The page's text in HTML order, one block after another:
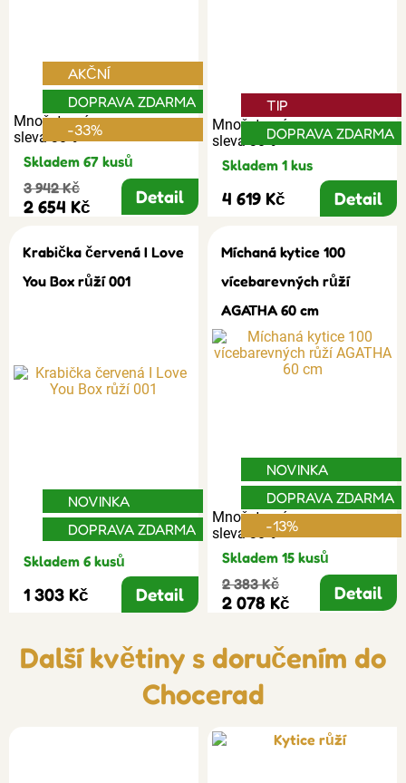
Množstevní
sleva 30%
AKČNÍ
DOPRAVA ZDARMA
-33%
Skladem 67 kusů
3 942 Kč
2 654 Kč Detail
Množstevní
sleva 30%
TIP
DOPRAVA ZDARMA
Skladem 1 kus
4 619 Kč Detail
Krabička červená I Love
You Box růží 001
NOVINKA
DOPRAVA ZDARMA
Skladem 6 kusů
1 303 Kč Detail
Míchaná kytice 100
vícebarevných růží
AGATHA 60 cm
Množstevní
sleva 30%
NOVINKA
DOPRAVA ZDARMA
-13%
Skladem 15 kusů
2 383 Kč
2 078 Kč Detail
Další květiny s doručením do
Chocerad